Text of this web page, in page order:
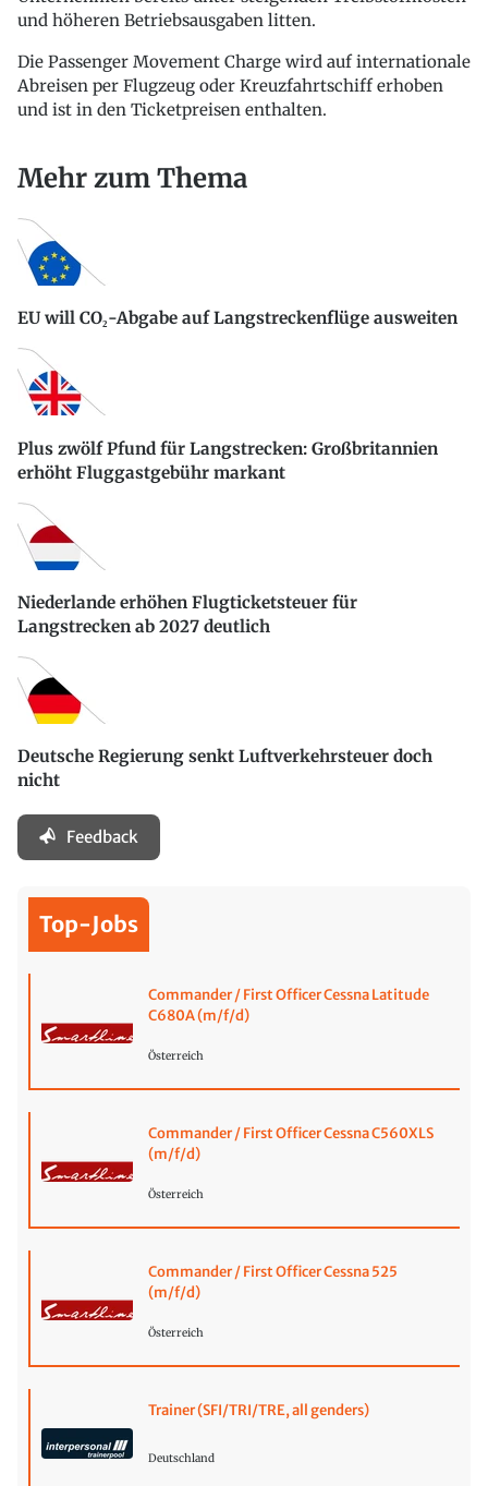
und höheren Betriebsausgaben litten.
Die Passenger Movement Charge wird auf internationale
Abreisen per Flugzeug oder Kreuzfahrtschiff erhoben
und ist in den Ticketpreisen enthalten.
Mehr zum Thema
EU will CO₂-Abgabe auf Langstreckenflüge ausweiten
Plus zwölf Pfund für Langstrecken: Großbritannien
erhöht Fluggastgebühr markant
Niederlande erhöhen Flugticketsteuer für
Langstrecken ab 2027 deutlich
Deutsche Regierung senkt Luftverkehrsteuer doch
nicht
Feedback
Top-Jobs
Commander / First Officer Cessna Latitude
C680A (m/f/d)
Österreich
Commander / First Officer Cessna C560XLS
(m/f/d)
Österreich
Commander / First Officer Cessna 525
(m/f/d)
Österreich
Trainer (SFI/TRI/TRE, all genders)
Deutschland